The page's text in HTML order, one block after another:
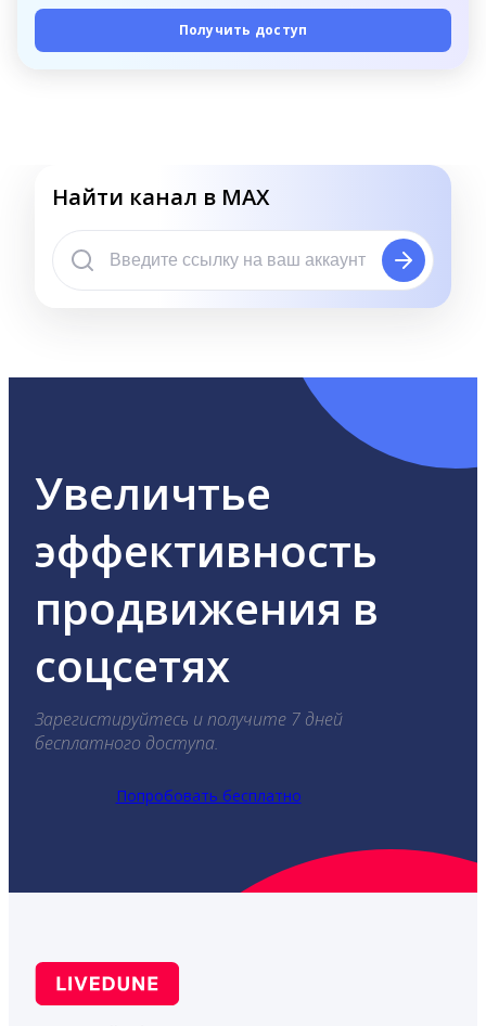
Получить доступ
Найти канал в MAX
Увеличтье
эффективность
продвижения в
соцсетях
Зарегистируйтесь и получите 7 дней
бесплатного доступа.
Попробовать бесплатно